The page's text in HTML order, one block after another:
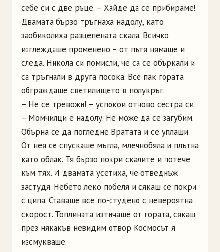
себе си с две ръце. – Хайде да се прибираме!
Двамата бързо тръгнаха надолу, като
заобиколиха разцепената скала. Всичко
изглеждаше променено – от пътя нямаше и
следа. Никола си помисли, че са се объркали и
са тръгнали в друга посока. Все пак гората
обграждаше светилището в полукръг.
– Не се тревожи! – успокои отново сестра си.
– Момчилци е надолу. Не може да се загубим.
Обърна се да погледне Вратата и се уплаши.
От нея се спускаше мъгла, млечнобяла и плътна
като облак. Тя бързо покри скалите и потече
към тях. И двамата усетиха, че отведнъж
застудя. Небето леко побеля и сякаш се покри
с ципа. Ставаше все по-студено с невероятна
скорост. Топлината изтичаше от гората, сякаш
през някакъв невидим отвор Космосът я
изсмукваше.